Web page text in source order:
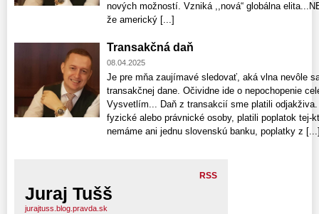
nových možností. Vzniká ,,nová“ globálna
že americký [...]
Transakčná daň
08.04.2025
Je pre mňa zaujímavé sledovať, aká vlna nevôle
transakčnej dane. Očividne ide o nepochopenie
Vysvetlím... Daň z transakcií sme platili
fyzické alebo právnické osoby, platili poplatok tej-
nemáme ani jednu slovenskú banku, poplatky z
RSS
Juraj Tušš
jurajtuss.blog.pravda.sk